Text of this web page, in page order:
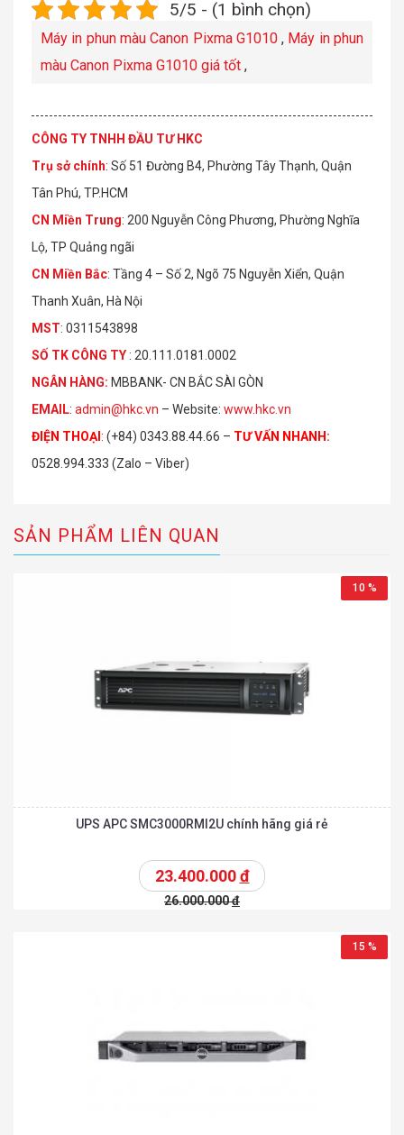
5/5 - (1 bình chọn)
Máy in phun màu Canon Pixma G1010, Máy in phun
màu Canon Pixma G1010 giá tốt ,
CÔNG TY TNHH ĐẦU TƯ HKC
Trụ sở chính: Số 51 Đường B4, Phường Tây Thạnh, Quận
Tân Phú, TP.HCM
CN Miền Trung: 200 Nguyễn Công Phương, Phường Nghĩa
Lộ, TP Quảng ngãi
CN Miền Bắc: Tầng 4 – Số 2, Ngõ 75 Nguyễn Xiển, Quận
Thanh Xuân, Hà Nội
MST: 0311543898
SỐ TK CÔ NG TY : 20.111.0181.0002
NGÂN HÀNG: MBBANK- CN BẮC SÀI GÒN
EMAIL: admin@hkc.vn – Website: www.hkc.vn
ĐIỆN THOẠI : (+84) 0343.88.44.66 – TƯ VẤN NHANH :
0528.994.333 (Zalo – Viber)
SẢN PHẨM LIÊN QUAN
10 %
UPS APC SMC3000RMI2U chính hãng giá rẻ
23.400.000đ
26.000.000đ
15 %